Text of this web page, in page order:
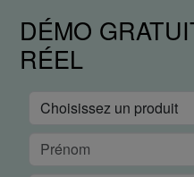
DÉMO
RÉEL